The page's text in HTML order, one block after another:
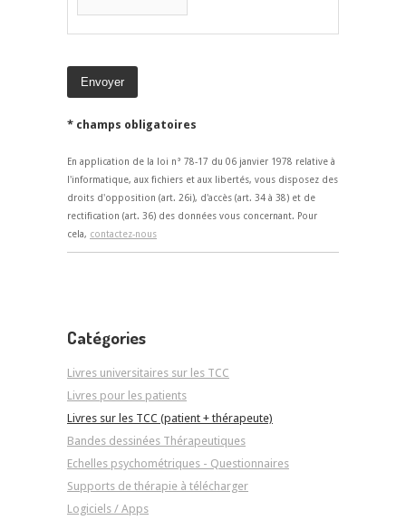
* champs obligatoires
En application de la loi n° 78-17 du 06 janvier 1978 relative à
l'informatique, aux fichiers et aux libertés, vous disposez des
droits d'opposition (art. 26i), d'accès (art. 34 à 38) et de
rectification (art. 36) des données vous concernant. Pour
cela, contactez-nous
Catégories
Livres universitaires sur les TCC
Livres pour les patients
Livres sur les TCC (patient + thérapeute)
Bandes dessinées Thérapeutiques
Echelles psychométriques - Questionnaires
Supports de thérapie à télécharger
Logiciels / Apps